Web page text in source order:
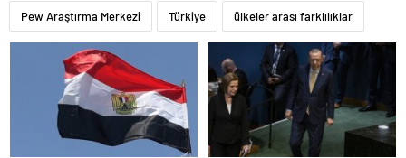
Pew Araştırma Merkezi Türkiye ülkeler arası farklılıklar